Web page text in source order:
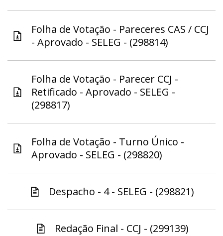
Folha de Votação - Pareceres CAS / CCJ
- Aprovado - SELEG - (298814)
Folha de Votação - Parecer CCJ -
Retificado - Aprovado - SELEG -
(298817)
Folha de Votação - Turno Único -
Aprovado - SELEG - (298820)
Despacho - 4 - SELEG - (298821)
Redação Final - CCJ - (299139)